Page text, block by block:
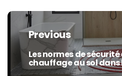
Navigation
de
l’article
Previous
Previous
post:
Les normes de
chauffage au sol dans